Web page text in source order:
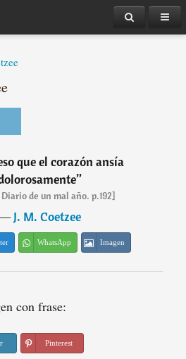
que el corazón ansía
”
de un mal año. p.192]
J. M. Coetzee
WhatsApp Imagen
con frase:
Pinterest